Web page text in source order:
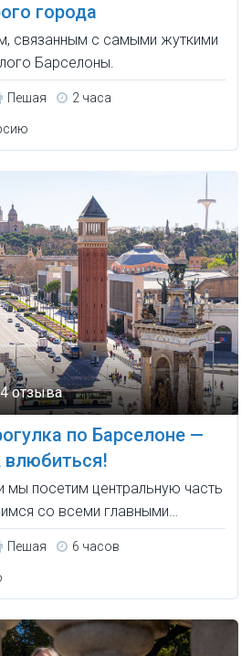
города
связанным с самыми жуткими
Барселоны.
Пешая 2 часа
4 отзыва
по Барселоне —
влюбиться!
мы посетим центральную часть
со всеми главными…
Пешая 6 часов